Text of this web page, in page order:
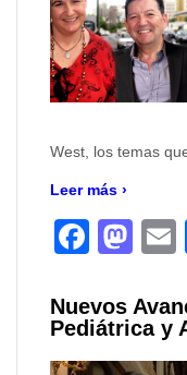
West, los temas
Leer más ›
Nuevos
Pediátrica y